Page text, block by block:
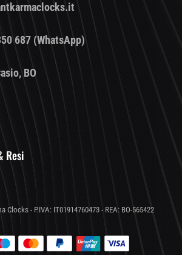
687 (WhatsApp)
BO
Resi
Clocks - P.IVA: IT01914760473 - REA: BO-565422